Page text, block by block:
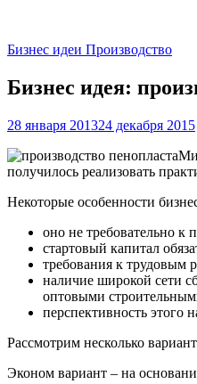
Бизнес идеи Производство
Бизнес идея:
28 января 201324 декабря 2015
получилось реализовать
Некоторые особенности
оно не требовательно к
стартовый капитал
требования к трудовым
наличие широкой сети
оптовыми
перспективность этого
Рассмотрим несколько
Эконом вариант – на